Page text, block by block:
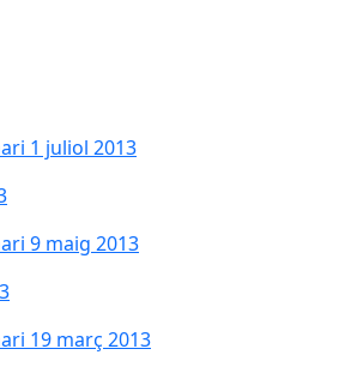
1 juliol 2013
9 maig 2013
19 març 2013